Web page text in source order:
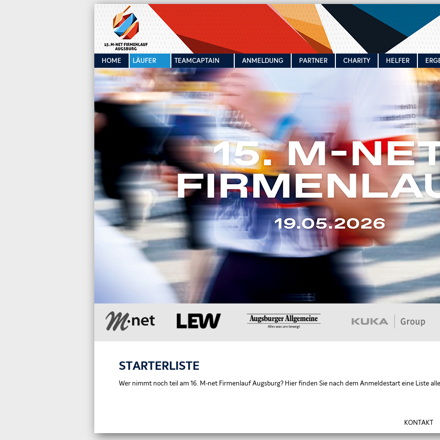
HOME LÄUFER TEAMCAPTAIN ANMELDUNG PARTNER CHARITY HELFER
STARTERLISTE
Wer nimmt noch teil am 16. M‑net Firmenlauf Augsburg? Hier finden Sie nach dem Anmeldestart eine Liste
KONTAKT